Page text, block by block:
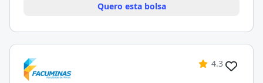
Quero esta bolsa
4.3